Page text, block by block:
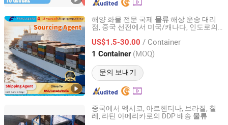
해양 화물 전문 국제 물류해상 운송 대리
점, 중국 선전에서 미국/캐나다, 인도로의
US$1.5-30.00 / Container
1 Container (MOQ)
문의 보내기
SHENZHEN FLYING INTERNATIONAL FREIGHT
FORWARDER CO., LTD
Guangdong, China 이후 2021
중국에서 멕시코, 아르헨티나, 브라질, 칠
레, 라틴 아메리카로의 DDP 배송 물류
Deer Sing International Logistics Co. Ltd.